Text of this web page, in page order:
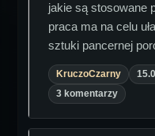
jakie są stosowane
praca ma na celu
sztuki pancernej
KruczoCzarny
3 komentarzy